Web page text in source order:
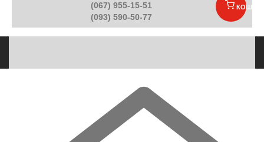
(067) 955-15-51
(093) 590-50-77
КОШИК